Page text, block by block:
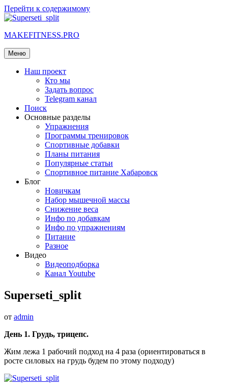
Перейти к содержимому
MAKEFITNESS.PRO
Меню
Наш проект
Кто мы
Задать вопрос
Telegram канал
Поиск
Основные разделы
Упражнения
Программы тренировок
Спортивные добавки
Планы питания
Популярные статьи
Спортивное питание Хабаровск
Блог
Новичкам
Набор мышечной массы
Снижение веса
Инфо по добавкам
Инфо по упражнениям
Питание
Разное
Видео
Видеоподборка
Канал Youtube
Superseti_split
от admin
День 1. Грудь, трицепс.
Жим лежа 1 рабочий подход на 4 раза (ориентироваться в
росте силовых на грудь будем по этому подходу)